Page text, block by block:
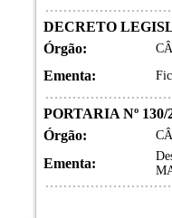
DECRETO
Órgão:
Ementa:
PORTARIA Nº 130/
Órgão:
Ementa: